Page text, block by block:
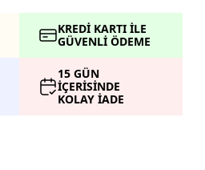
KREDİ KARTI İLE
GÜVENLİ ÖDEME
15 GÜN
İÇERİSİNDE
KOLAY İADE